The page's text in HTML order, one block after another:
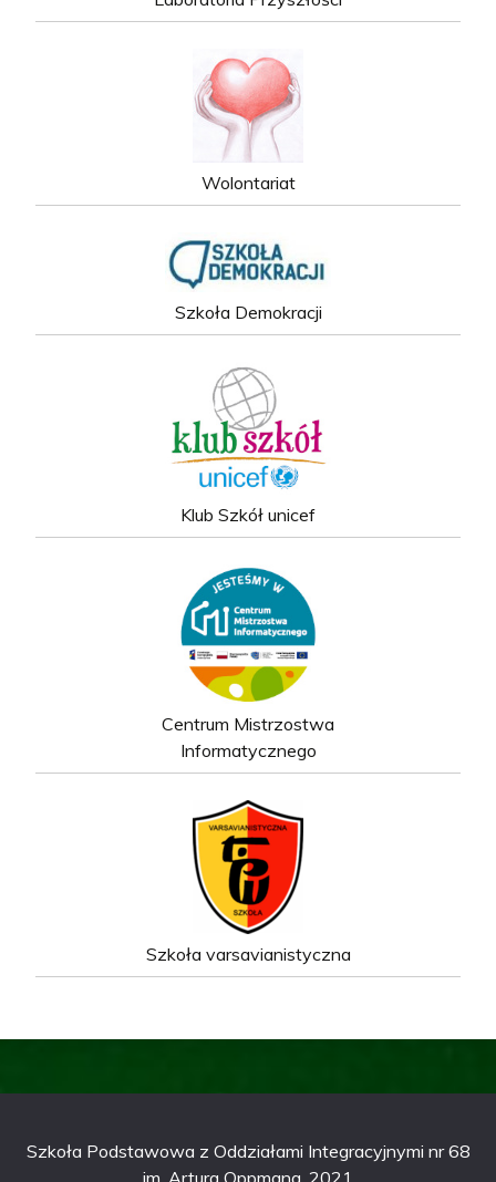
Wolontariat
Szkoła Demokracji
Klub Szkół unicef
Centrum Mistrzostwa
Informatycznego
Szkoła varsavianistyczna
Szkoła Podstawowa z Oddziałami Integracyjnymi nr 68